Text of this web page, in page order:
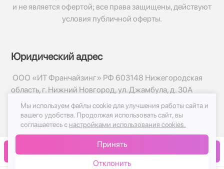
В корзину
и не является офертой; все права защищены, действуют
условия публичной оферты.
Юридический адрес
ООО «ИТ Франчайзинг» РФ 603148 Нижегородская
область, г. Нижний Новгород, ул. Джамбула, д. 30А
© 2017-2026г, База Цветов 24.ру
Политика конфиденциальности
Публичная оферта
Мы используем файлы cookie для улучшения работы сайта и
вашего удобства. Продолжая использовать сайт, вы
соглашаетесь с настройками использования cookies.
Принять
Отклонить